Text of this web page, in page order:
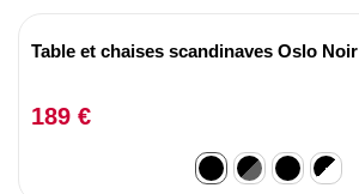
Table et chaises scandinaves Oslo Noir
189 €